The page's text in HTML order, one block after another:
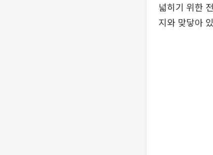
넓히기 위한
지와 맞닿아